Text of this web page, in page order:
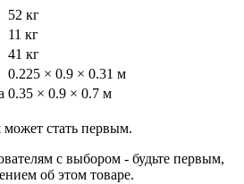
52 кг
11 кг
41 кг
0.225 × 0.9 × 0.31 м
0.35 × 0.9 × 0.7 м
стать первым.
с выбором - будьте первым,
об этом товаре.